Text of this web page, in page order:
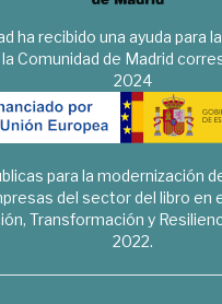
ha recibido una ayuda para
Comunidad de Madrid
2024
para la modernización
del sector del libro en
Transformación y
2022.